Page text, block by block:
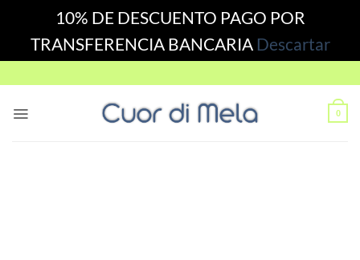
10% DE DESCUENTO PAGO POR
TRANSFERENCIA BANCARIA Descartar
to
0